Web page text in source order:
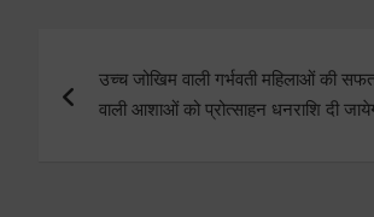
navigation
उच्च जोखिम वाली गर्भवती महिलाओं की
वाली आशाओं को प्रोत्साहन धनराशि दी